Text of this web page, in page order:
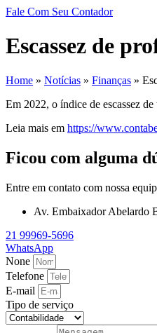
Fale Com Seu Contador
Escassez de
Home » Notícias » Finanças »
Em 2022, o índice de escassez
Leia mais em https://
Ficou com alguma
Entre em contato com nossa
Av. Embaixador Abelardo
21 99969-5696
WhatsApp
None
Telefone
E-mail
Tipo de serviço